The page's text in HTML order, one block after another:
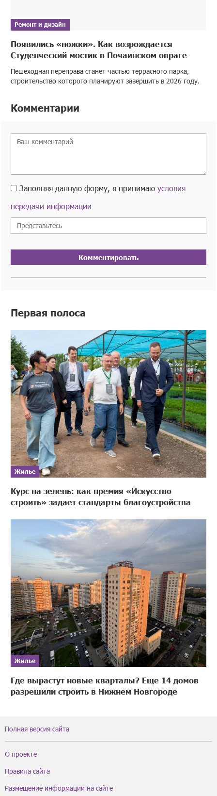
Ремонт и дизайн
Появились «ножки». Как возрождается
Студенческий мостик в Почаинском овраге
Пешеходная переправа станет частью террасного парка,
строительство которого планируют завершить в 2026 году.
Комментарии
Заполняя данную форму, я принимаюусловия
передачи информации
Комментировать
Первая полоса
Жилье
Курс на зелень: как премия «Искусство
строить» задает стандарты благоустройства
Жилье
Где вырастут новые кварталы? Еще 14 домов
разрешили строить в Нижнем Новгороде
Полная версия сайта
О проекте
Правила сайта
Размещение информации на сайте